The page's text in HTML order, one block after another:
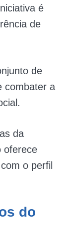
é
de
de
combater a
da
oferece
o perfil
do